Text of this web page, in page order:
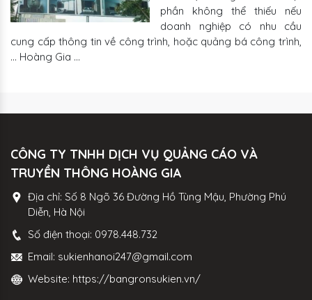
phần không thể thiếu nếu
doanh nghiệp có nhu cầu
cung cấp thông tin về công trình, hoặc quảng bá công trình,
… Hoàng Gia …
CÔNG TY TNHH DỊCH VỤ QUẢNG CÁO VÀ
TRUYỀN THÔNG HOÀNG GIA
Địa chỉ: Số 8 Ngõ 36 Đường Hồ Tùng Mậu, Phường Phú
Diễn, Hà Nội
Số điện thoại: 0978.448.732
Email: sukienhanoi247@gmail.com
Website: https://bangronsukien.vn/